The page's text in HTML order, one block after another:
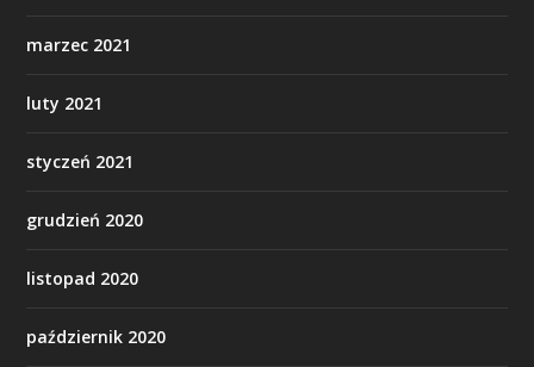
marzec 2021
luty 2021
styczeń 2021
grudzień 2020
listopad 2020
październik 2020